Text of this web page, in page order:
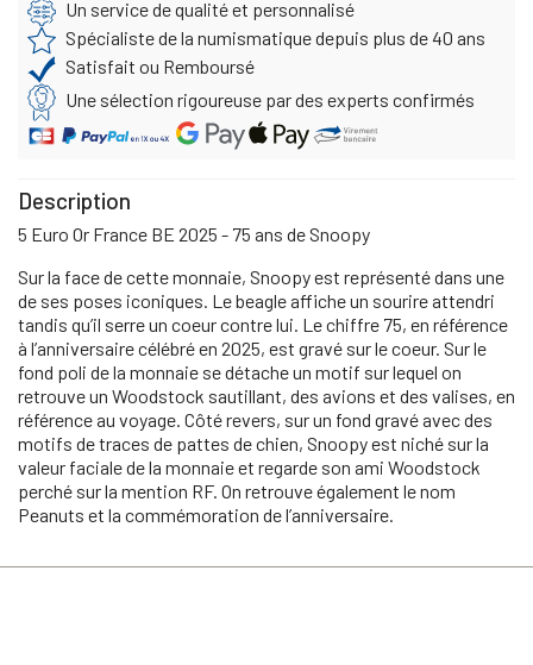
Un service de qualité et personnalisé
Spécialiste de la numismatique depuis plus de 40 ans
Satisfait ou Remboursé
Une sélection rigoureuse par des experts confirmés
Description
5 Euro Or France BE 2025 - 75 ans de Snoopy
Sur la face de cette monnaie, Snoopy est représenté dans une
de ses poses iconiques. Le beagle affiche un sourire attendri
tandis qu’il serre un coeur contre lui. Le chiffre 75, en référence
à l’anniversaire célébré en 2025, est gravé sur le coeur. Sur le
fond poli de la monnaie se détache un motif sur lequel on
retrouve un Woodstock sautillant, des avions et des valises, en
référence au voyage. Côté revers, sur un fond gravé avec des
motifs de traces de pattes de chien, Snoopy est niché sur la
valeur faciale de la monnaie et regarde son ami Woodstock
perché sur la mention RF. On retrouve également le nom
Peanuts et la commémoration de l’anniversaire.